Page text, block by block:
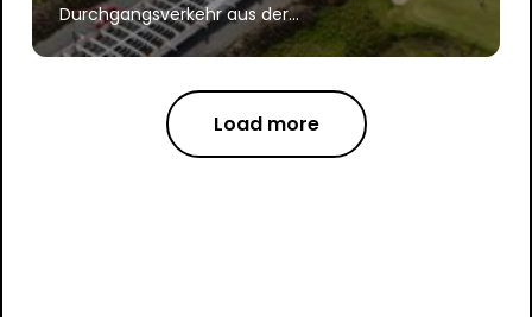
Durchgangsverkehr aus der...
Load more